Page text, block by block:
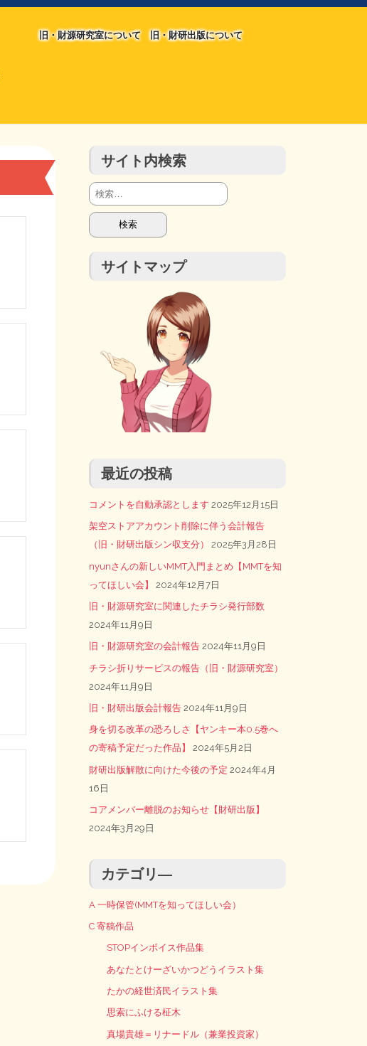
旧・財源研究室について 旧・財研出版について
サイト内検索
検
索:
サイトマップ
最近の投稿
コメントを自動承認とします 2025年12月15日
架空ストアアカウント削除に伴う会計報告
（旧・財研出版シン収支分）
2025年3月28日
nyunさんの新しいMMT入門まとめ【MMTを知
ってほしい会】
2024年12月7日
旧・財源研究室に関連したチラシ発行部数
2024年11月9日
旧・財源研究室の会計報告 2024年11月9日
チラシ折りサービスの報告（旧・財源研究室）
2024年11月9日
旧・財研出版会計報告 2024年11月9日
身を切る改革の恐ろしさ【ヤンキー本0.5巻へ
の寄稿予定だった作品】
2024年5月2日
財研出版解散に向けた今後の予定 2024年4月
16日
コアメンバー離脱のお知らせ【財研出版】
2024年3月29日
カテゴリ―
A 一時保管(MMTを知ってほしい会）
C 寄稿作品
STOPインボイス作品集
あなたとけーざいかつどうイラスト集
たかの経世済民イラスト集
思索にふける柾木
真場貴雄＝リナードル（兼業投資家）